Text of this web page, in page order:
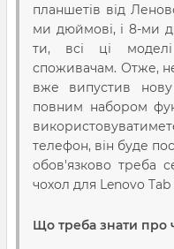
планшетів від
ми дюймові, і 8-ми
ти, всі ці моделі
споживачам. Отже,
вже випустив
повним набором
телефон, він буде
обов'язково треба
чохол для Lenovo Tab
Що треба знати про